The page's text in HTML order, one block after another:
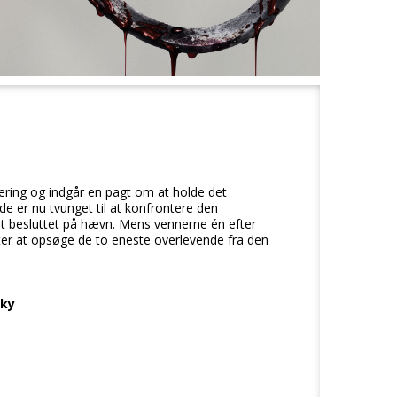
og indgår en pagt om at holde det
er nu tvunget til at konfrontere den
besluttet på hævn. Mens vennerne én efter
at opsøge de to eneste overlevende fra den